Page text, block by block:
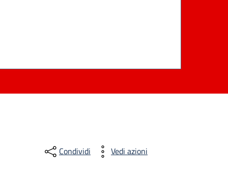
Condividi Vedi azioni